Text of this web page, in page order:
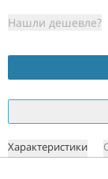
Нашли дешевле?
Характеристики